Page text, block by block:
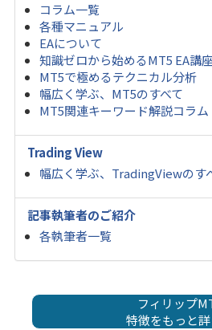
コラム一覧
各種マニュアル
EAについて
知識ゼロから始めるMT5 EA講座
MT5で極めるテクニカル分析
幅広く学ぶ、MT5のすべて
MT5関連キーワード解説コラム
Trading View
幅広く学ぶ、TradingViewのす
記事執筆者のご紹介
各執筆者一覧
フィリップ
特徴をもっと詳